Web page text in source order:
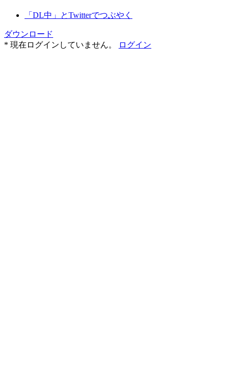
「DL中」とTwitterでつぶやく
ダウンロード
* 現在ログインしていません。
ログイン